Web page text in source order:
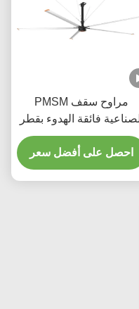
مراوح سقف PMSM
بقطر
سعر